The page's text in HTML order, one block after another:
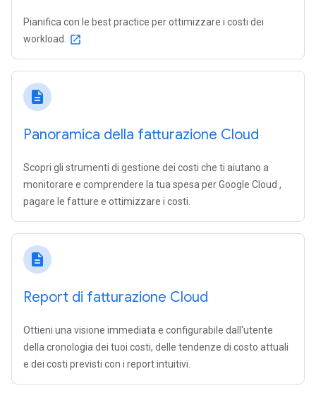
Pianifica con le best practice per ottimizzare i costi dei
workload.
open_in_new
description
Panoramica della fatturazione Cloud
Scopri gli strumenti di gestione dei costi che ti aiutano a
monitorare e comprendere la tua spesa per Google Cloud ,
pagare le fatture e ottimizzare i costi.
description
Report di fatturazione Cloud
Ottieni una visione immediata e configurabile dall'utente
della cronologia dei tuoi costi, delle tendenze di costo attuali
e dei costi previsti con i report intuitivi.